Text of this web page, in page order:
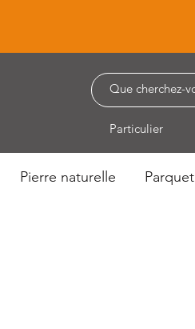
Particulier
Pierre naturelle Parquet